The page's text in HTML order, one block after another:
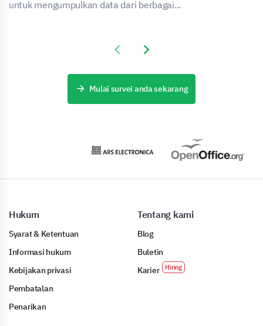
untuk mengumpulkan data dari berbagai...
Previous slide
Next slide
Mulai survei anda sekarang
Hukum
Syarat & Ketentuan
Informasi hukum
Kebijakan privasi
Pembatalan
Penarikan
Tentang kami
Blog
Buletin
Karier